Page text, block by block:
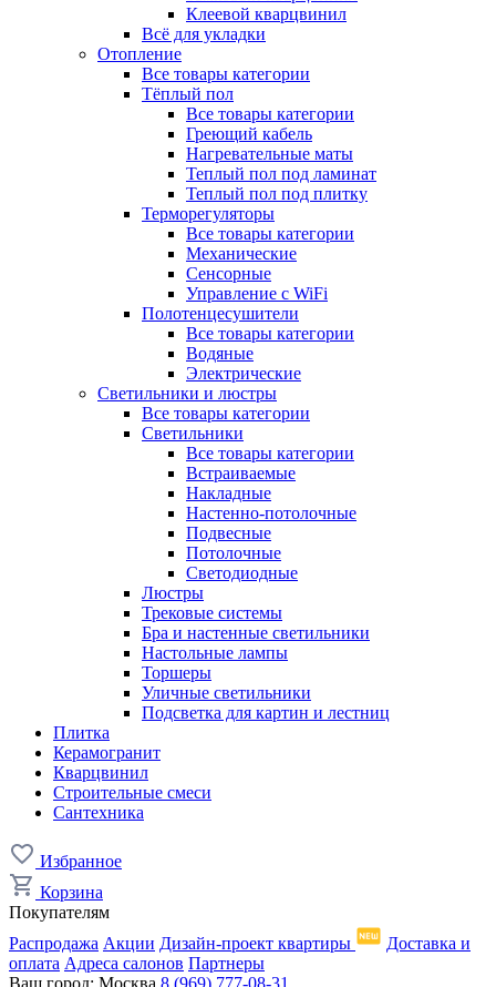
Клеевой кварцвинил
Всё для укладки
Отопление
Все товары категории
Тёплый пол
Все товары категории
Греющий кабель
Нагревательные маты
Теплый пол под ламинат
Теплый пол под плитку
Терморегуляторы
Все товары категории
Механические
Сенсорные
Управление с WiFi
Полотенцесушители
Все товары категории
Водяные
Электрические
Светильники и люстры
Все товары категории
Светильники
Все товары категории
Встраиваемые
Накладные
Настенно-потолочные
Подвесные
Потолочные
Светодиодные
Люстры
Трековые системы
Бра и настенные светильники
Настольные лампы
Торшеры
Уличные светильники
Подсветка для картин и лестниц
Плитка
Керамогранит
Кварцвинил
Строительные смеси
Сантехника
Избранное
Корзина
Покупателям
Распродажа Акции Дизайн-проект квартиры
Доставка и
оплата Адреса салонов Партнеры
Ваш город: Москва 8 (969) 777-08-31